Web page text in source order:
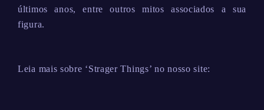
últimos anos, entre outros mitos associados a sua
figura.
Leia mais sobre ‘Strager Things’ no nosso site: